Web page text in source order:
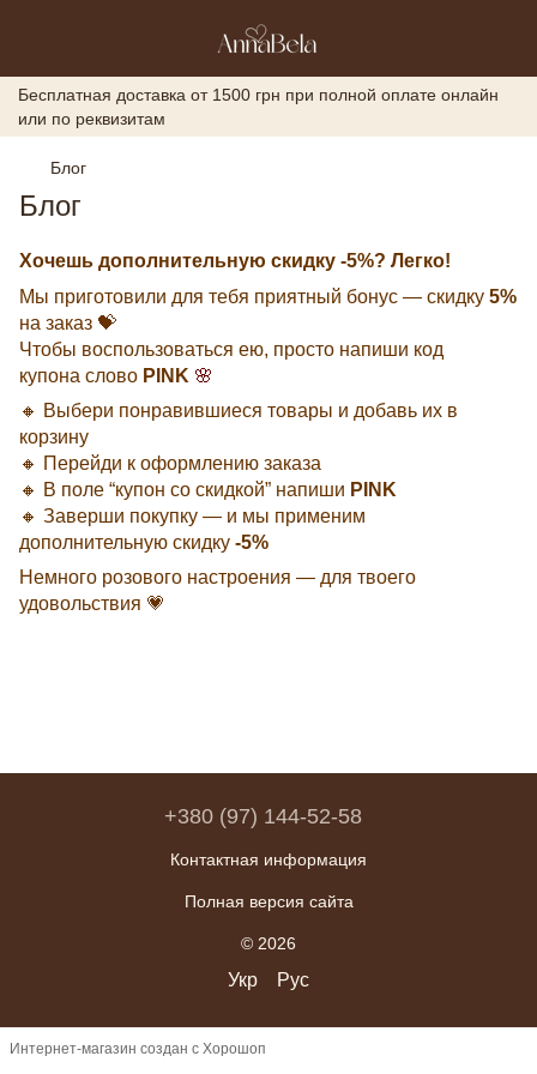
Бесплатная доставка от 1500 грн при полной оплате онлайн
или по реквизитам
Блог
Блог
Хочешь дополнительную скидку -5%? Легко!
Мы приготовили для тебя приятный бонус — скидку 5%
на заказ 💝
Чтобы воспользоваться ею, просто напиши код
купона слово PINK 🌸
🔸 Выбери понравившиеся товары и добавь их в
корзину
🔸 Перейди к оформлению заказа
🔸 В поле “купон со скидкой” напиши PINK
🔸 Заверши покупку — и мы применим
дополнительную скидку -5%
Немного розового настроения — для твоего
удовольствия 💗
+380 (97) 144-52-58
Контактная информация
Полная версия сайта
© 2026
Укр Рус
Интернет-магазин создан с Хорошоп